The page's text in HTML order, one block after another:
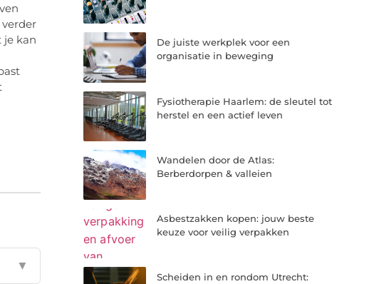
je kan
▼
De juiste werkplek voor een
organisatie in beweging
Fysiotherapie Haarlem: de sleutel tot
herstel en een actief leven
Wandelen door de Atlas:
Berberdorpen & valleien
Asbestzakken kopen: jouw beste
keuze voor veilig verpakken
Scheiden in en rondom Utrecht: